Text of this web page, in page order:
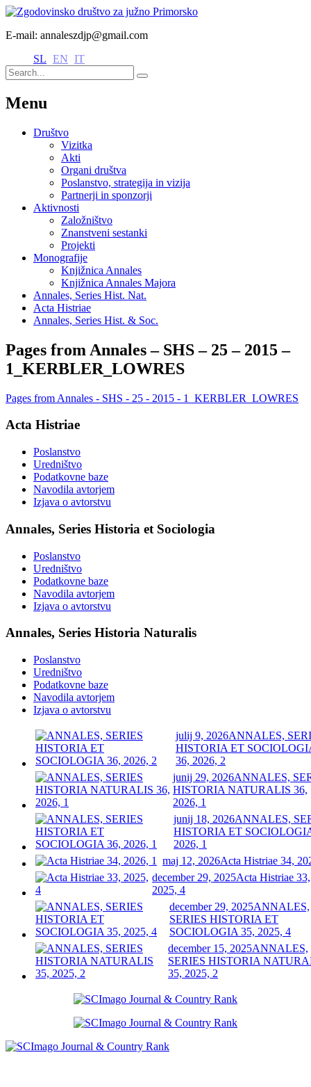
E-mail: annaleszdjp@gmail.com
SL EN IT
Menu
Društvo
Vizitka
Akti
Organi društva
Poslanstvo, strategija in vizija
Partnerji in sponzorji
Aktivnosti
Založništvo
Znanstveni sestanki
Projekti
Monografije
Knjižnica Annales
Knjižnica Annales Majora
Annales, Series Hist. Nat.
Acta Histriae
Annales, Series Hist. & Soc.
Pages from Annales – SHS – 25 – 2015 –
1_KERBLER_LOWRES
Pages from Annales - SHS - 25 - 2015 - 1_KERBLER_LOWRES
Acta Histriae
Poslanstvo
Uredništvo
Podatkovne baze
Navodila avtorjem
Izjava o avtorstvu
Annales, Series Historia et Sociologia
Poslanstvo
Uredništvo
Podatkovne baze
Navodila avtorjem
Izjava o avtorstvu
Annales, Series Historia Naturalis
Poslanstvo
Uredništvo
Podatkovne baze
Navodila avtorjem
Izjava o avtorstvu
julij 9, 2026ANNALES,
HISTORIA ET
36, 2026, 2
junij 29, 2026ANNALES,
HISTORIA NATURALIS 36,
2026, 1
junij 18, 2026ANNALES,
HISTORIA ET
2026, 1
maj 12, 2026Acta Histriae 34,
december 29, 2025Acta Histriae 33,
2025, 4
december 29, 2025ANNALES,
SERIES HISTORIA ET
SOCIOLOGIA 35, 2025, 4
december 15, 2025ANNALES,
SERIES HISTORIA
35, 2025, 2